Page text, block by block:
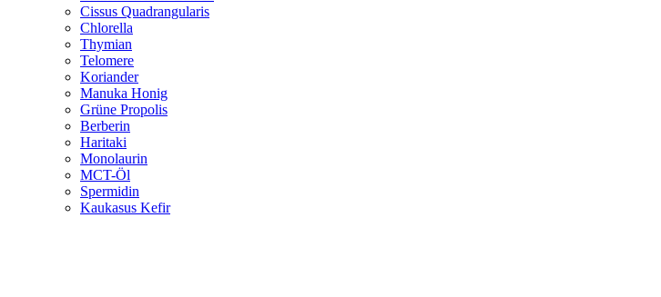
Cissus Quadrangularis
Chlorella
Thymian
Telomere
Koriander
Manuka Honig
Grüne Propolis
Berberin
Haritaki
Monolaurin
MCT-Öl
Spermidin
Kaukasus Kefir